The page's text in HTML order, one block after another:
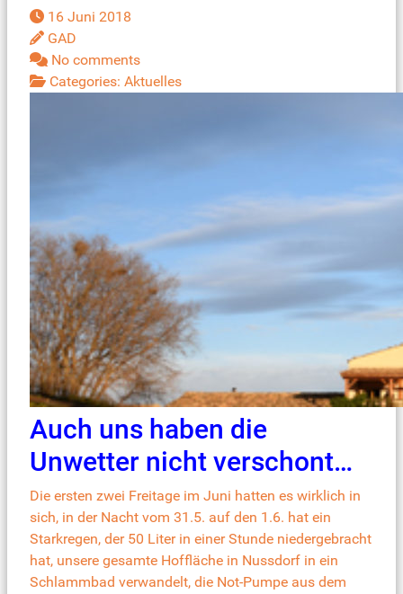
16 Juni 2018
GAD
No comments
Categories: Aktuelles
Auch uns haben die
Unwetter nicht verschont…
Die ersten zwei Freitage im Juni hatten es wirklich in
sich, in der Nacht vom 31.5. auf den 1.6. hat ein
Starkregen, der 50 Liter in einer Stunde niedergebracht
hat, unsere gesamte Hoffläche in Nussdorf in ein
Schlammbad verwandelt, die Not-Pumpe aus dem